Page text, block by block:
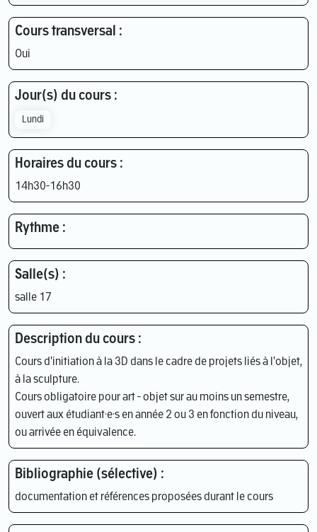
Cours transversal :
Oui
Jour(s) du cours :
Lundi
Horaires du cours :
14h30-16h30
Rythme :
Salle(s) :
salle 17
Description du cours :
Cours d'initiation à la 3D dans le cadre de projets liés à l'objet,
à la sculpture.
Cours obligatoire pour art - objet sur au moins un semestre,
ouvert aux étudiant·e·s en année 2 ou 3 en fonction du niveau,
ou arrivée en équivalence.
Bibliographie (sélective) :
documentation et références proposées durant le cours